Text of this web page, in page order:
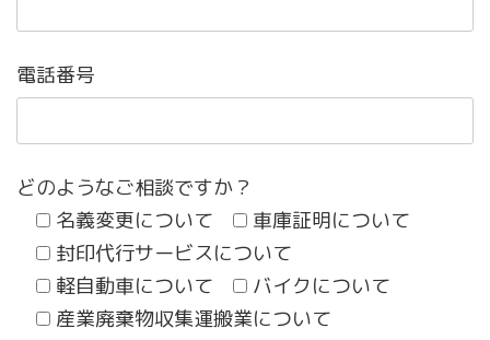
電話番号
どのようなご相談ですか？
名義変更について
車庫証明について
封印代行サービスについて
軽自動車について
バイクについて
産業廃棄物収集運搬業について